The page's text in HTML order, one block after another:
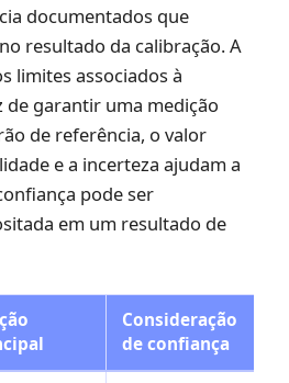
documentados que
resultado da calibração. A
limites associados à
de garantir uma medição
de referência, o valor
e a incerteza ajudam a
pode ser
em um resultado de
Consideração
de confiança